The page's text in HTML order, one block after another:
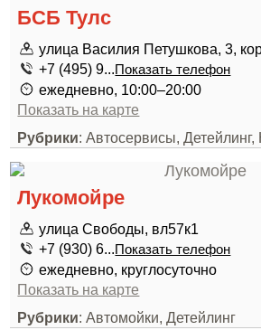
БСБ Тулс
улица Василия Петушкова, 3,
+7 (495) 9...Показать телефон
ежедневно, 10:00–20:00
Показать на карте
Рубрики: Автосервисы, Детейлинг,
Лукомойре
улица Свободы, вл57к1
+7 (930) 6...Показать телефон
ежедневно, круглосуточно
Показать на карте
Рубрики: Автомойки, Детейлинг